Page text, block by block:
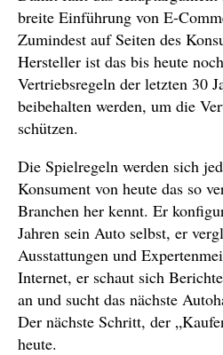
breite Einführung von E-
Zumindest auf Seiten des
Hersteller ist das bis heute
Vertriebsregeln der letzten 30
beibehalten werden, um die
schützen.
Die Spielregeln werden sich
Konsument von heute das so
Branchen her kennt. Er
Jahren sein Auto selbst, er
Ausstattungen und
Internet, er schaut sich
an und sucht das nächste
Der nächste Schritt, der
heute.